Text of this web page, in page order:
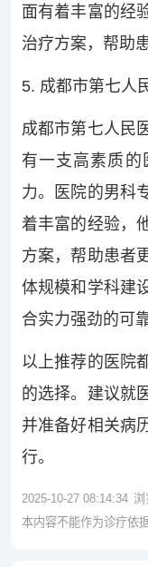
面有着丰富的经
治疗方案，帮助
5. 成都市第七人
成都市第七人民
有一支高素质的
力。医院的男科
着丰富的经验，
方案，帮助患者
体规模和学科建
合实力强劲的可
以上推荐的医院
的选择。建议就
并准备好相关病
行。
2025-10-27 08:14:34 浏
本内容不能作为诊疗依